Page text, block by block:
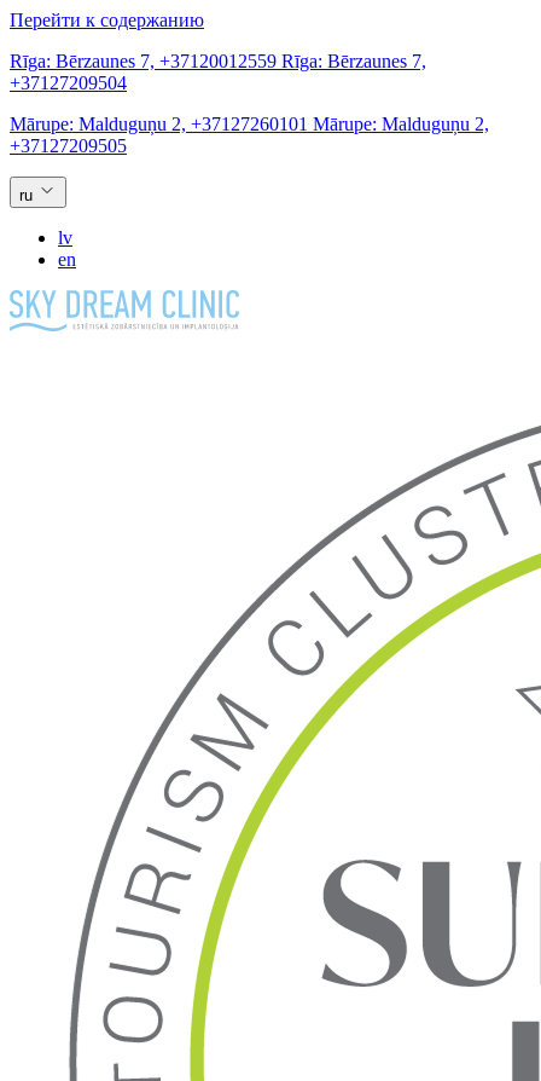
Перейти к содержанию
Rīga: Bērzaunes 7, +37120012559 Rīga: Bērzaunes 7,
+37127209504
Mārupe: Malduguņu 2, +37127260101 Mārupe: Malduguņu 2,
+37127209505
ru
lv
en